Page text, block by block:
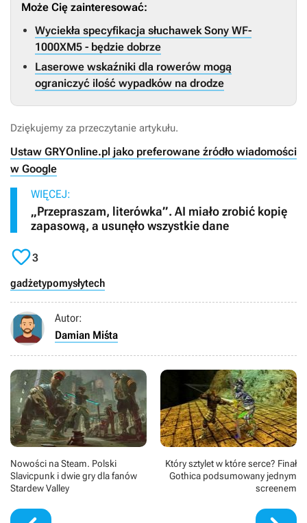
Może Cię zainteresować:
Wyciekła specyfikacja słuchawek Sony WF-
1000XM5 - będzie dobrze
Laserowe wskaźniki dla rowerów mogą
ograniczyć ilość wypadków na drodze
Dziękujemy za przeczytanie artykułu.
Ustaw GRYOnline.pl jako preferowane źródło wiadomości
w Google
WIĘCEJ:
„Przepraszam, literówka”. AI miało zrobić kopię
zapasową, a usunęło wszystkie dane
3
gadżetypomysłytech
Autor:
Damian Miśta
Nowości na Steam. Polski
Slavicpunk i dwie gry dla fanów
Stardew Valley
Który sztylet w które serce? Finał
Gothica podsumowany jednym
screenem